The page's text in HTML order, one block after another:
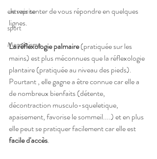
entreprise
sport
Magnétisme
Je vais tenter de vous répondre en quelques
lignes.
La réflexologie palmaire (pratiquée sur les
mains) est plus méconnues que la réflexologie
plantaire (pratiquée au niveau des pieds).
Pourtant , elle gagne a être connue car elle a
de nombreux bienfaits (détente,
décontraction musculo-squeletique,
apaisement, favorise le sommeil....) et en plus
elle peut se pratiquer facilement car elle est
facile d'accès.